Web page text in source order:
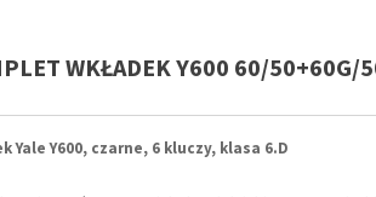
WKŁADEK Y600 60/50+60G/
Yale Y600, czarne, 6 kluczy, klasa 6.D